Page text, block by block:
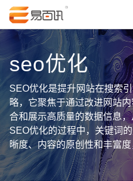
seo优化
SEO优化是提升网站在搜索
略，它聚焦于通过改进网站
合和展示高质量的数据信息
SEO优化的过程中，关键词
晰度、内容的原创性和丰富
等因素都至关重要。通过专
网站的访问数据、用户行为